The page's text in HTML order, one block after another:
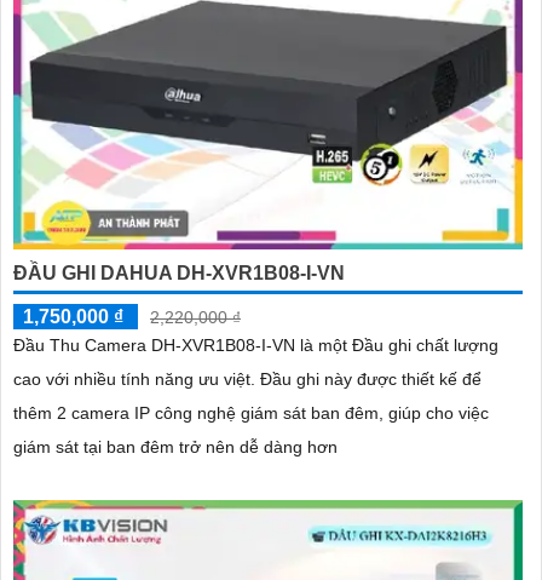
ĐẦU GHI DAHUA DH-XVR1B08-I-VN
1,750,000 ₫
2,220,000 ₫
Đầu Thu Camera DH-XVR1B08-I-VN là một Đầu ghi chất lượng
cao với nhiều tính năng ưu việt. Đầu ghi này được thiết kế để
thêm 2 camera IP công nghệ giám sát ban đêm, giúp cho việc
giám sát tại ban đêm trở nên dễ dàng hơn